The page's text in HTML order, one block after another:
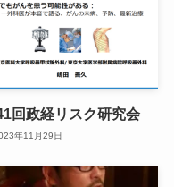
回政経リスク研究会
年11月29日